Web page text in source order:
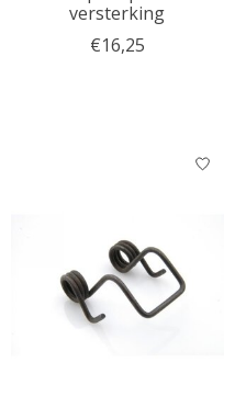
versterking
€16,25